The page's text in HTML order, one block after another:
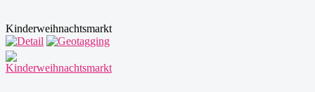
Kinderweihnachtsmarkt